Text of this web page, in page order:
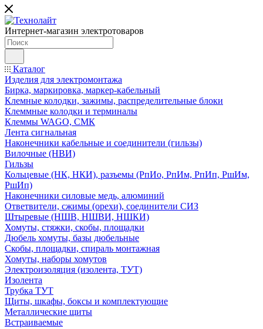
Интернет-магазин электротоваров
Каталог
Изделия для электромонтажа
Бирка, маркировка, маркер-кабельный
Клемные колодки, зажимы, распределительные блоки
Клеммные колодки и терминалы
Клеммы WAGO, СМК
Лента сигнальная
Наконечники кабельные и соединители (гильзы)
Вилочные (НВИ)
Гильзы
Кольцевые (НК, НКИ), разъемы (РпИо, РпИм, РпИп, РшИм,
РшИп)
Наконечники силовые медь, алюминий
Ответвители, сжимы (орехи), соединители СИЗ
Штыревые (НШВ, НШВИ, НШКИ)
Хомуты, стяжки, скобы, площадки
Дюбель хомуты, базы дюбельные
Скобы, площадки, спираль монтажная
Хомуты, наборы хомутов
Электроизоляция (изолента, ТУТ)
Изолента
Трубка ТУТ
Щиты, шкафы, боксы и комплектующие
Металлические щиты
Встраиваемые